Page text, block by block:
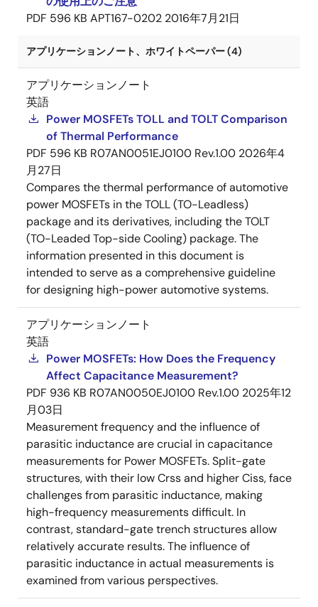
PDF 596 KB APT167-0202 2016年7月21日
アプリケーションノート、ホワイトペーパー (4)
アプリケーションノート
英語
Power MOSFETs TOLL and TOLT Comparison
of Thermal Performance
PDF 596 KB R07AN0051EJ0100 Rev.1.00 2026年4
月27日
Compares the thermal performance of automotive
power MOSFETs in the TOLL (TO-Leadless)
package and its derivatives, including the TOLT
(TO-Leaded Top-side Cooling) package. The
information presented in this document is
intended to serve as a comprehensive guideline
for designing high-power automotive systems.
アプリケーションノート
英語
Power MOSFETs: How Does the Frequency
Affect Capacitance Measurement?
PDF 936 KB R07AN0050EJ0100 Rev.1.00 2025年12
月03日
Measurement frequency and the influence of
parasitic inductance are crucial in capacitance
measurements for Power MOSFETs. Split-gate
structures, with their low Crss and higher Ciss, face
challenges from parasitic inductance, making
high-frequency measurements difficult. In
contrast, standard-gate trench structures allow
relatively accurate results. The influence of
parasitic inductance in actual measurements is
examined from various perspectives.